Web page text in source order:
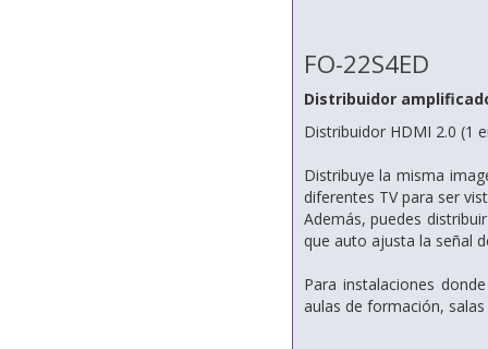
FO-22S4ED
Distribuidor
Distribuidor HDMI 2.0 (1
Distribuye la misma
diferentes TV para ser
Además, puedes
que auto ajusta la señal
Para instalaciones
aulas de formación,